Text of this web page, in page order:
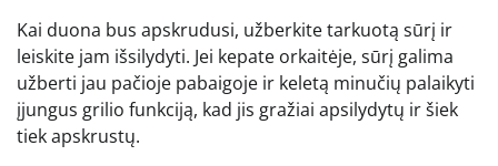
Kai duona bus apskrudusi, užberkite tarkuotą sūrį ir
leiskite jam išsilydyti. Jei kepate orkaitėje, sūrį galima
užberti jau pačioje pabaigoje ir keletą minučių palaikyti
įjungus grilio funkciją, kad jis gražiai apsilydytų ir šiek
tiek apskrustų.